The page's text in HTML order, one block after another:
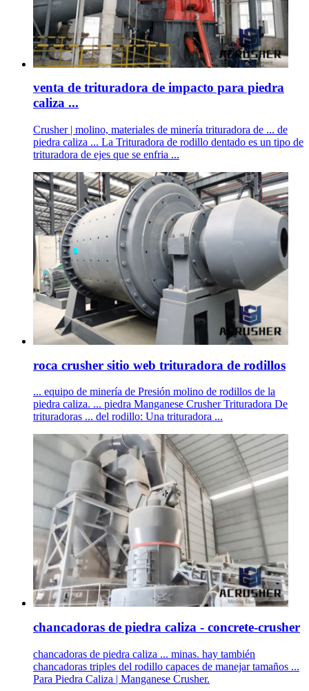
venta de trituradora de impacto para piedra
caliza ...
Crusher | molino, materiales de minería trituradora de ... de
piedra caliza ... La Trituradora de rodillo dentado es un tipo de
trituradora de ejes que se enfria ...
roca crusher sitio web trituradora de rodillos
... equipo de minería de Presión molino de rodillos de la
piedra caliza. ... piedra Manganese Crusher Trituradora De
trituradoras ... del rodillo: Una trituradora ...
chancadoras de piedra caliza - concrete-crusher
chancadoras de piedra caliza ... minas. hay también
chancadoras triples del rodillo capaces de manejar tamaños ...
Para Piedra Caliza | Manganese Crusher.